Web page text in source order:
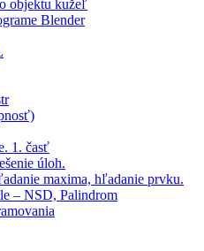
objektu kužeľ
Blender
1. časť
úloh.
maxima, hľadanie prvku.
– NSD, Palindrom